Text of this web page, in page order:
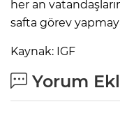
her an
safta görev
Kaynak: IGF
Yorum